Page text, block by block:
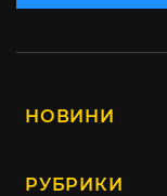
НОВИНИ
РУБРИКИ